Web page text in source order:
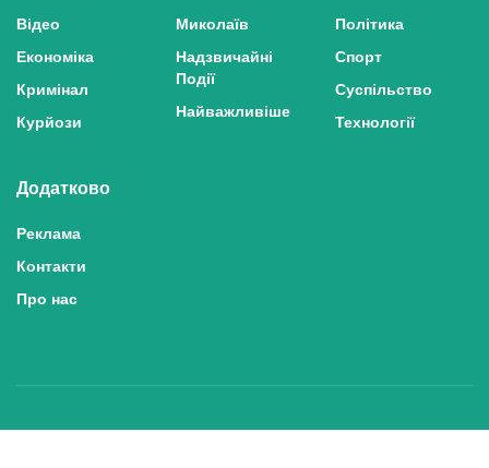
Відео
Економіка
Кримінал
Курйози
Миколаїв
Надзвичайні
Події
Найважливіше
Політика
Спорт
Суспільство
Технології
Додатково
Реклама
Контакти
Про нас
Політика конфіденційності та захисту персональних даних